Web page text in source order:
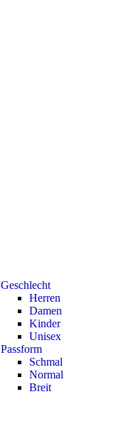
Geschlecht
Herren
Damen
Kinder
Unisex
Passform
Schmal
Normal
Breit